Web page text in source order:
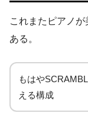
これまたピアノ
ある。
もはや
える構成